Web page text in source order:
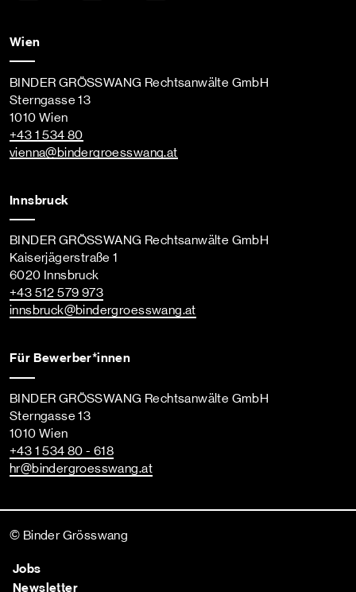
Wien
BINDER GRÖSSWANG Rechtsanwälte GmbH
Sterngasse 13
1010 Wien
+43 1 534 80
vienna@bindergroesswang.at
Innsbruck
BINDER GRÖSSWANG Rechtsanwälte GmbH
Kaiserjägerstraße 1
6020 Innsbruck
+43 512 579 973
innsbruck@bindergroesswang.at
Für Bewerber*innen
BINDER GRÖSSWANG Rechtsanwälte GmbH
Sterngasse 13
1010 Wien
+43 1 534 80 - 618
hr@bindergroesswang.at
© Binder Grösswang
Jobs
Newsletter